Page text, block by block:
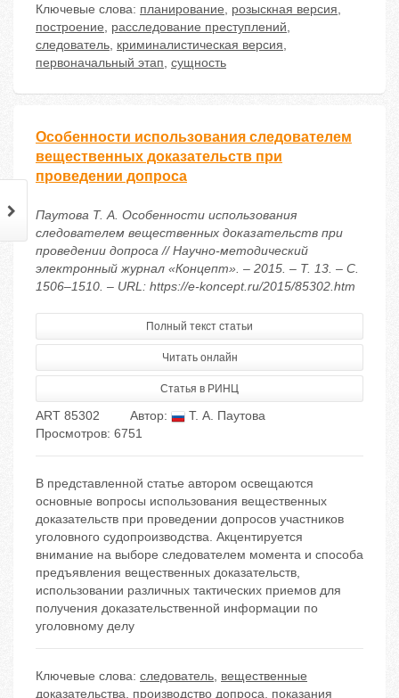
Ключевые слова: планирование, розыскная версия,
построение, расследование преступлений,
следователь, криминалистическая версия,
первоначальный этап, сущность
Особенности использования следователем
вещественных доказательств при
проведении допроса
Паутова Т. А. Особенности использования
следователем вещественных доказательств при
проведении допроса // Научно-методический
электронный журнал «Концепт». – 2015. – Т. 13. – С.
1506–1510. – URL: https://e-koncept.ru/2015/85302.htm
Полный текст статьи
Читать онлайн
Статья в РИНЦ
ART 85302 Автор:
Т. А. Паутова
Просмотров: 6751
В представленной статье автором освещаются
основные вопросы использования вещественных
доказательств при проведении допросов участников
уголовного судопроизводства. Акцентируется
внимание на выборе следователем момента и способа
предъявления вещественных доказательств,
использовании различных тактических приемов для
получения доказательственной информации по
уголовному делу
Ключевые слова: следователь, вещественные
доказательства, производство допроса, показания